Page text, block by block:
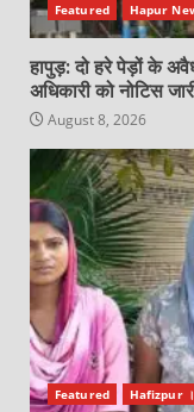
Featured Hapur
हापुड़: दो हरे पेड़ों के
अधिकारी को नोटिस
August 8, 2026
Featured Hafizpur ।